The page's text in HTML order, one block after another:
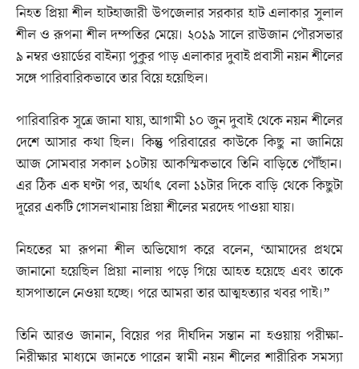
নিহত প্রিয়া শীল হাটহাজারী উপজেলার সরকার হাট এলাকার সুলাল
শীল ও রূপনা শীল দম্পতির মেয়ে। ২০১৯ সালে রাউজান পৌরসভার
৯ নম্বর ওয়ার্ডের বাইন্যা পুকুর পাড় এলাকার দুবাই প্রবাসী নয়ন শীলের
সঙ্গে পারিবারিকভাবে তার বিয়ে হয়েছিল।
পারিবারিক সূত্রে জানা যায়, আগামী ১০ জুন দুবাই থেকে নয়ন শীলের
দেশে আসার কথা ছিল। কিন্তু পরিবারের কাউকে কিছু না জানিয়ে
আজ সোমবার সকাল ১০টায় আকস্মিকভাবে তিনি বাড়িতে পৌঁছান।
এর ঠিক এক ঘণ্টা পর, অর্থাৎ বেলা ১১টার দিকে বাড়ি থেকে কিছুটা
দূরের একটি গোসলখানায় প্রিয়া শীলের মরদেহ পাওয়া যায়।
নিহতের মা রূপনা শীল অভিযোগ করে বলেন, ‘আমাদের প্রথমে
জানানো হয়েছিল প্রিয়া নালায় পড়ে গিয়ে আহত হয়েছে এবং তাকে
হাসপাতালে নেওয়া হচ্ছে। পরে আমরা তার আত্মহত্যার খবর পাই।”
তিনি আরও জানান, বিয়ের পর দীর্ঘদিন সন্তান না হওয়ায় পরীক্ষা-
নিরীক্ষার মাধ্যমে জানতে পারেন স্বামী নয়ন শীলের শারীরিক সমস্যা